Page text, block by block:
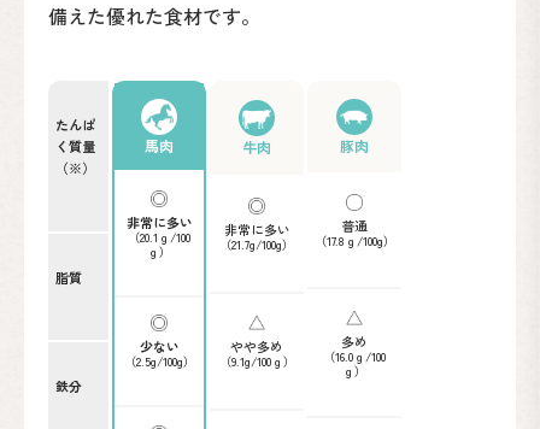
備えた優れた食材です。
たんぱ
く質量
（※）
脂質
鉄分
馬肉
非常に多い
（20.1ｇ/100
ｇ）
少ない
（2.5g/100g）
牛肉
非常に多い
（21.7g/100g）
やや多め
（9.1g/100ｇ）
豚肉
普通
（17.8ｇ/100g）
多め
（16.0ｇ/100
ｇ）